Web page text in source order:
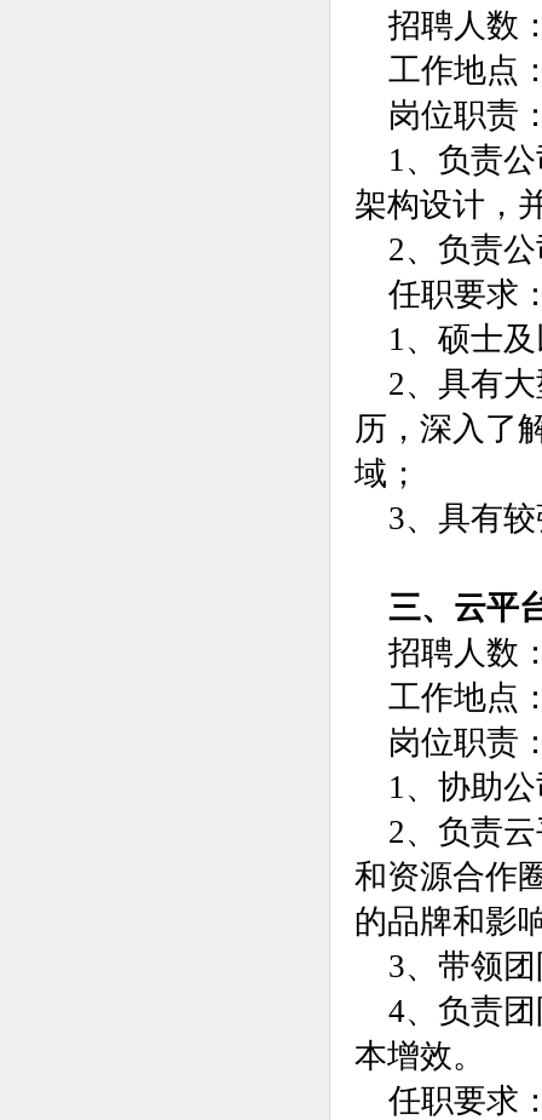
招聘人数
工作地点
岗位职责
1、负责
架构设计，
2、负责
任职要求
1、硕士
2、具有
历，深入了
域；
3、具有
三、云平
招聘人数
工作地点
岗位职责
1、协助
2、负责
和资源合作
的品牌和影
3、带领
4、负责
本增效。
任职要求